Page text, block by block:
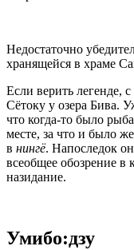
Недостаточно
хранящейся в храме
Если верить легенде,
Сётоку у озера Бива.
что когда-то было
месте, за что и было
в нингё. Напоследок
всеобщее обозрение в
назидание.
Умибо:дзу